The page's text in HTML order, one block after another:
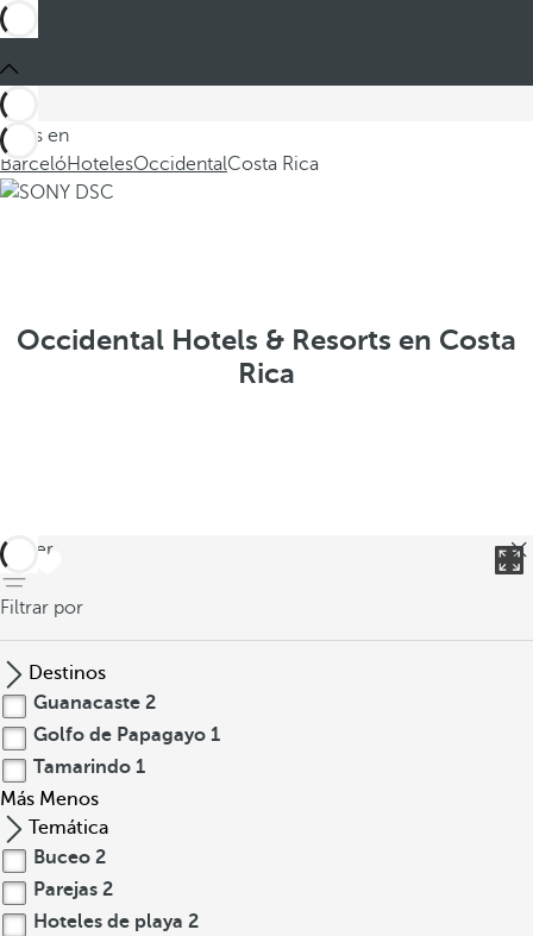
Estás en
BarcelóHotelesOccidentalCosta Rica
Occidental Hotels & Resorts en Costa
Rica
volver
Filtrar por
Destinos
Guanacaste 2
Golfo de Papagayo 1
Tamarindo 1
Más Menos
Temática
Buceo 2
Parejas 2
Hoteles de playa 2